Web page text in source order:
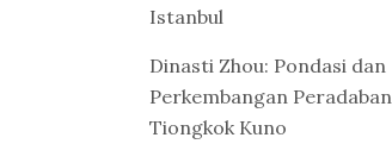
Istanbul
Dinasti Zhou: Pondasi dan
Perkembangan Peradaban
Tiongkok Kuno